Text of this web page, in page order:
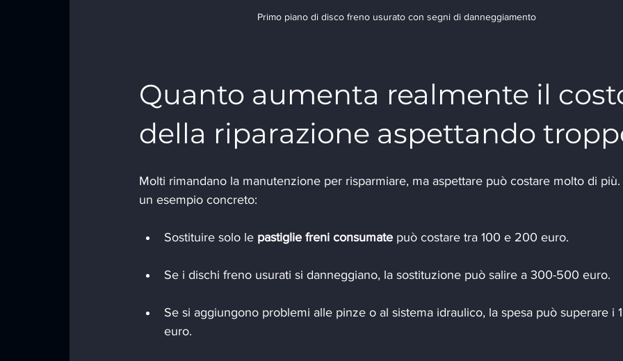
Primo piano di disco freno usurato con segni di danneggiamento
Quanto aumenta realmente il
della riparazione aspettando
Molti rimandano la manutenzione per risparmiare, ma aspettare può costare molto di
un esempio concreto:
Sostituire solo le pastiglie freni consumate può costare tra 100 e 200 euro.
Se i dischi freno usurati si danneggiano, la sostituzione può salire a 300-500 euro.
Se si aggiungono problemi alle pinze o al sistema idraulico, la spesa può superare i
euro.